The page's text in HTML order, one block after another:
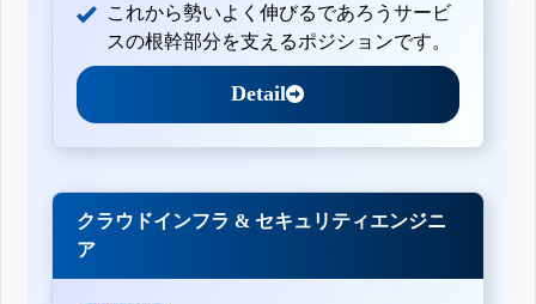
これから勢いよく伸びるであろうサービ
スの根幹部分を支えるポジションです。
Detail
クラウドインフラ & セキュリティエンジニ
ア